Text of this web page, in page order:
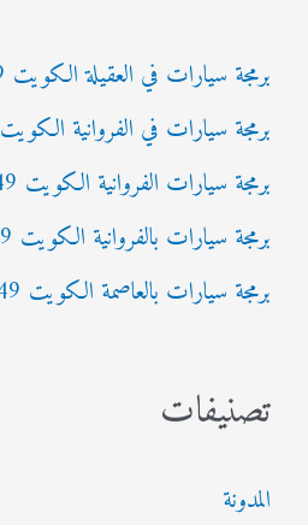
ع
ن
:
برمجة سيارات في العقيلة الكويت 92295349
برمجة سيارات في الفروانية الكويت 92295349
برمجة سيارات الفروانية الكويت 92295349
برمجة سيارات بالفروانية الكويت 92295349
برمجة سيارات بالعاصمة الكويت 92295349
تصنيفات
المدونة